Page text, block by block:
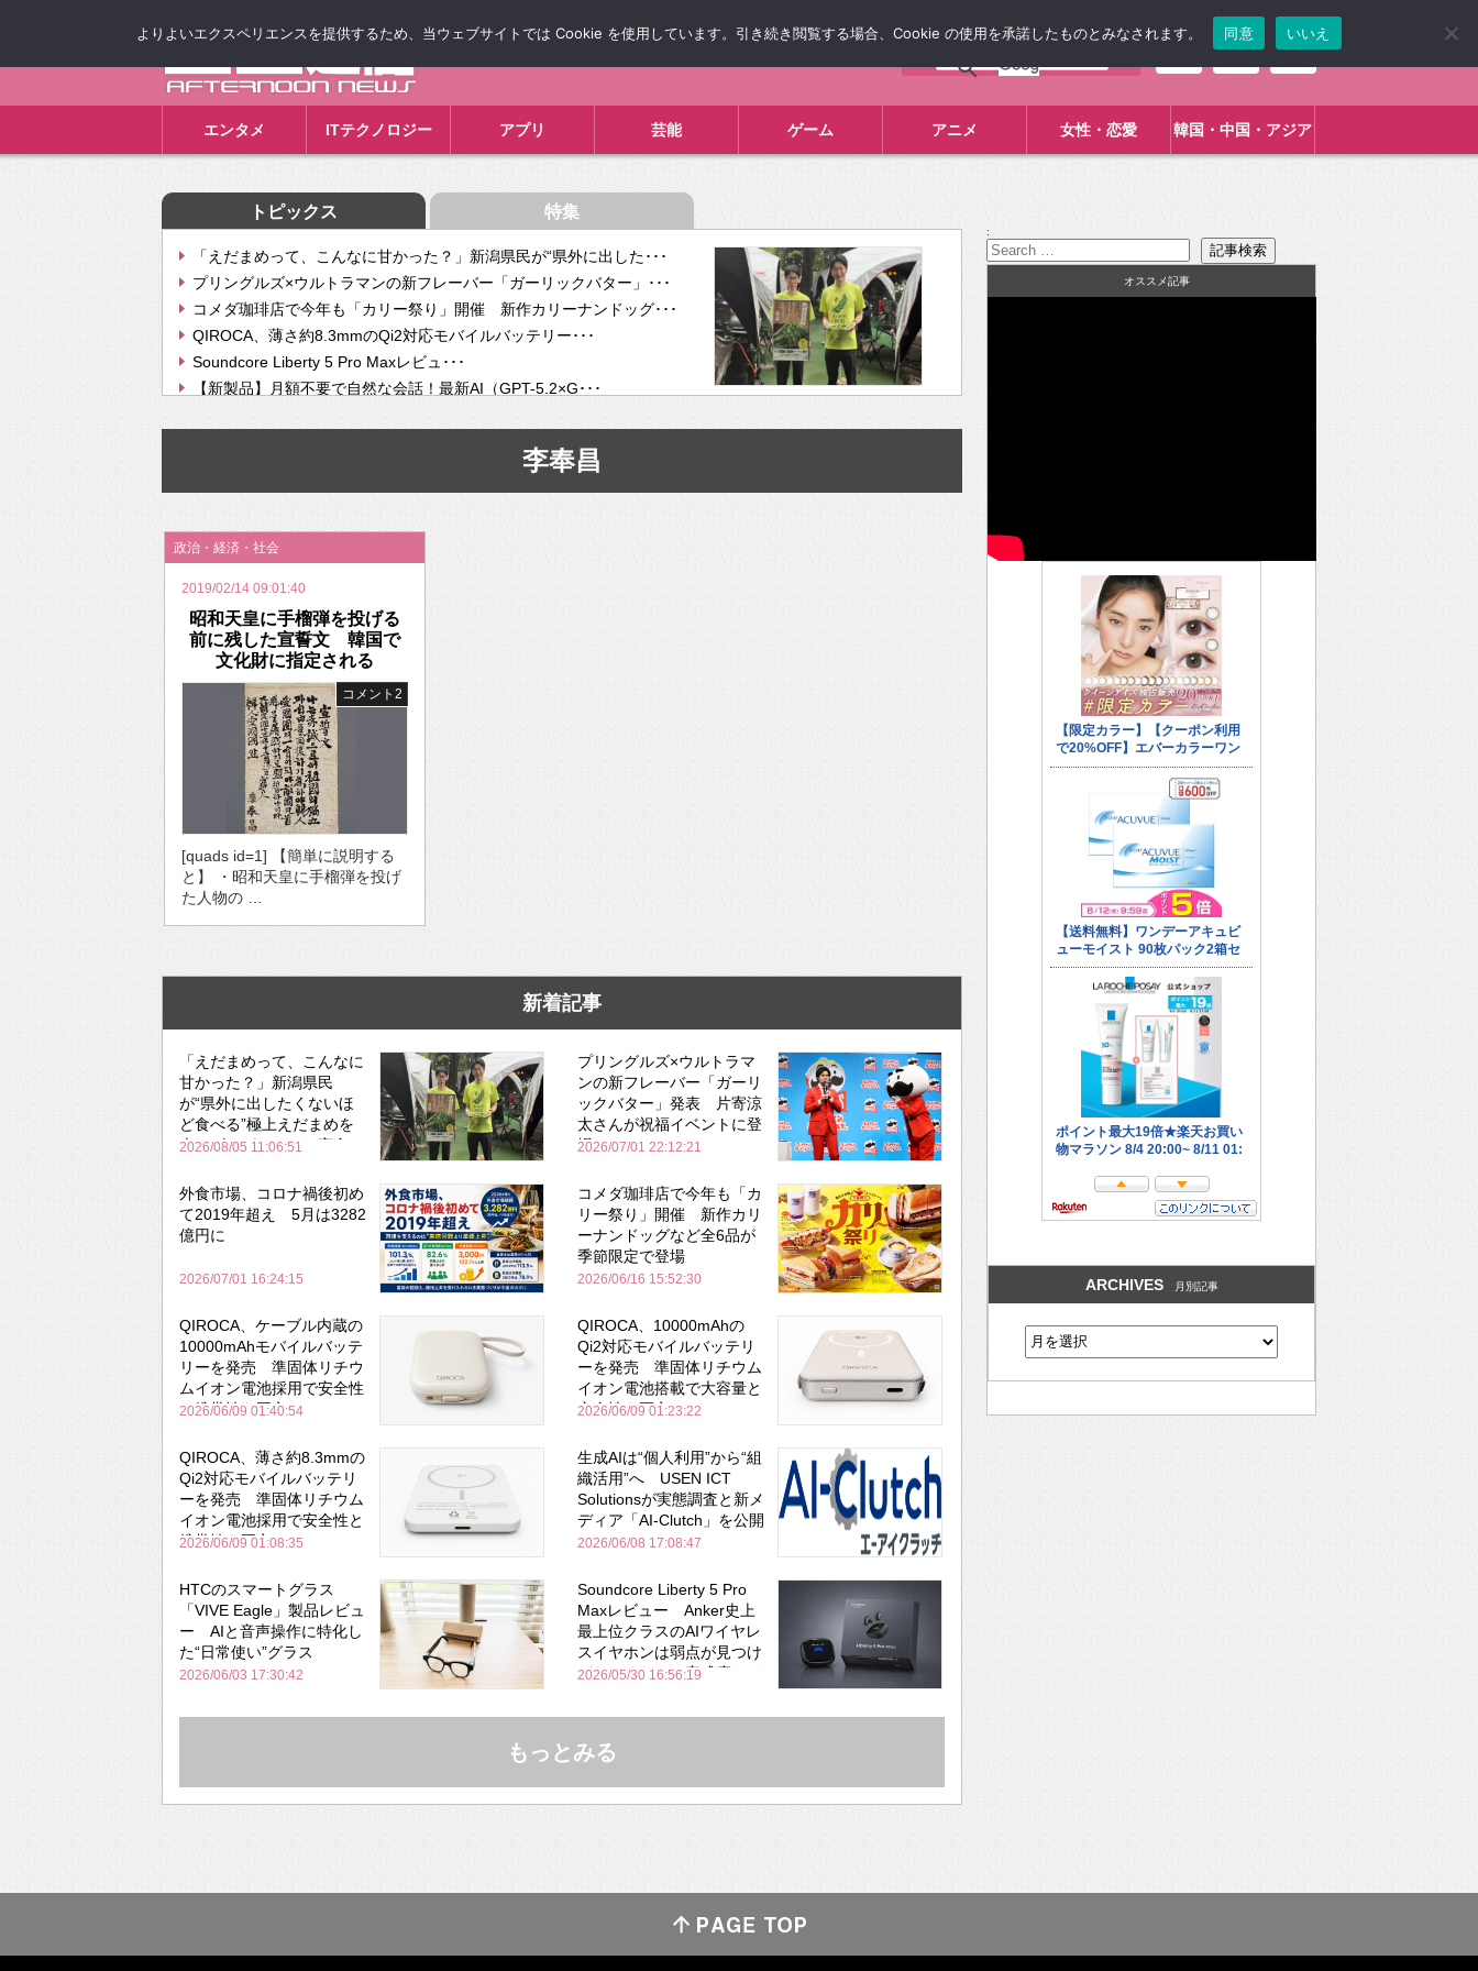
エンタメ ITテクノロジー アプリ 芸能 ゲーム アニメ 女性・恋愛 韓国・中国・アジア
トピックス 特集
「えだまめって、こんなに甘かった？」新潟県民が“県外に出した･･･
プリングルズ×ウルトラマンの新フレーバー「ガーリックバター」･･･
コメダ珈琲店で今年も「カリー祭り」開催 新作カリーナンドッグ･･･
QIROCA、薄さ約8.3mmのQi2対応モバイルバッテリー･･･
Soundcore Liberty 5 Pro Maxレビュ･･･
【新製品】月額不要で自然な会話！最新AI（GPT-5.2×G･･･
【次世代の没入感と生産性】VITURE Luma Ultra･･･
挫折率8割の壁をAIで突破。ジャストシステム、”自分が今話し･･･
2026年のバレンタインは「自分で作って、想いを渡す」 TE･･･
李奉昌
政治・経済・社会
2019/02/14 09:01:40
昭和天皇に手榴弾を投げる
前に残した宣誓文 韓国で
文化財に指定される
コメント2
[quads id=1] 【簡単に説明する
と】 ・昭和天皇に手榴弾を投げ
た人物の …
新着記事
「えだまめって、こんなに
甘かった？」新潟県民
が“県外に出したくないほ
ど食べる”極上えだまめを
森のビアガーデンで実食
2026/08/05 11:06:51
プリングルズ×ウルトラマ
ンの新フレーバー「ガーリ
ックバター」発表 片寄涼
太さんが祝福イベントに登
場
2026/07/01 22:12:21
外食市場、コロナ禍後初め
て2019年超え 5月は3282
億円に
2026/07/01 16:24:15
コメダ珈琲店で今年も「カ
リー祭り」開催 新作カリ
ーナンドッグなど全6品が
季節限定で登場
2026/06/16 15:52:30
QIROCA、ケーブル内蔵の
10000mAhモバイルバッテ
リーを発売 準固体リチウ
ムイオン電池採用で安全性
と携帯性を両立
2026/06/09 01:40:54
QIROCA、10000mAhの
Qi2対応モバイルバッテリ
ーを発売 準固体リチウム
イオン電池搭載で大容量と
安全性を両立
2026/06/09 01:23:22
QIROCA、薄さ約8.3mmの
Qi2対応モバイルバッテリ
ーを発売 準固体リチウム
イオン電池採用で安全性と
携帯性を両立
2026/06/09 01:08:35
生成AIは“個人利用”から“組
織活用”へ USEN ICT
Solutionsが実態調査と新メ
ディア「AI-Clutch」を公開
2026/06/08 17:08:47
HTCのスマートグラス
「VIVE Eagle」製品レビュ
ー AIと音声操作に特化し
た“日常使い”グラス
2026/06/03 17:30:42
Soundcore Liberty 5 Pro
Maxレビュー Anker史上
最上位クラスのAIワイヤレ
スイヤホンは弱点が見つけ
づらいくらいの完成度にび
Bose並み
2026/05/30 16:56:19
もっとみる
:
オススメ記事
ARCHIVES 月別記事
よりよいエクスペリエンスを提供するため、当ウェブサイトでは Cookie を使用しています。引き続き閲覧する場合、Cookie の使用を承諾したものとみなされます。 同意 いいえ